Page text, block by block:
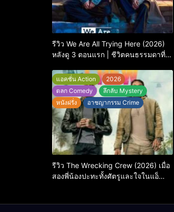
รีวิว We Are All Trying Here (2026)
หลังดู 3 ตอนแรก | ชีวิตคนธรรมดาที่
แอคชั่น Action
2026
ตลก Comedy
ลึกลับ Mystery
หนังฝรั่ง
อาชญากรรม Crime
รีวิว The Wrecking Crew (2026) เมื่อ
สองพี่น้องปะทะทั้งศัตรูและใจในแอ็